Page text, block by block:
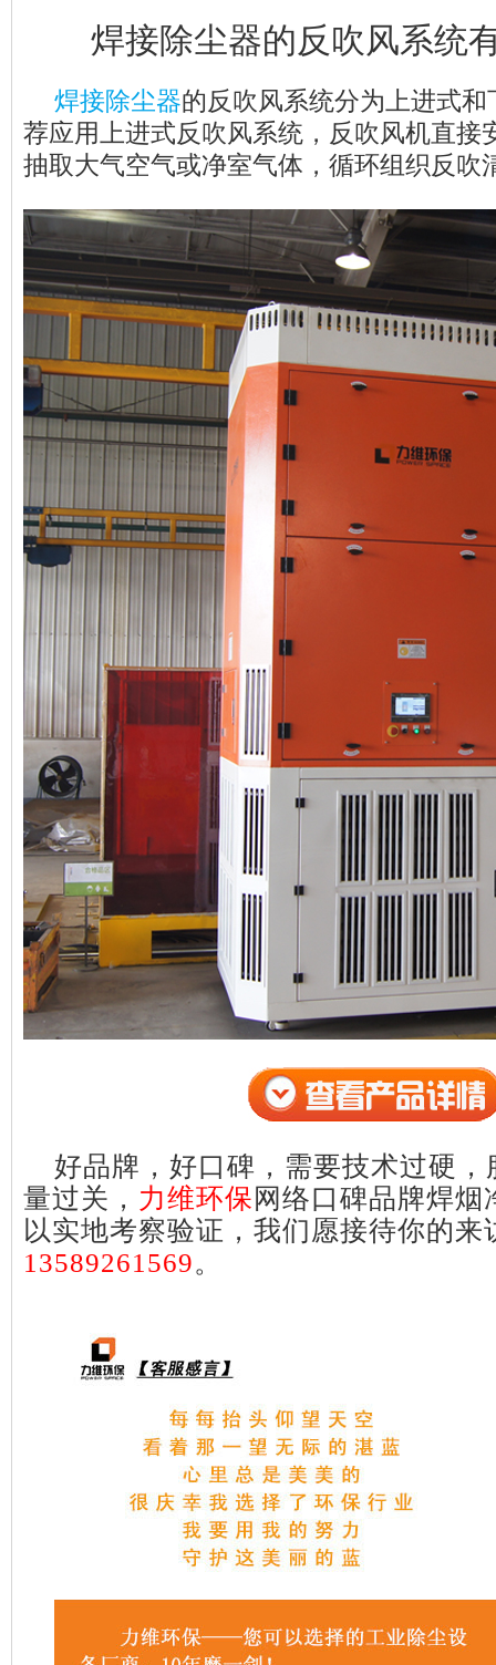
焊接除尘器的反吹风系统
焊接除尘器的反吹风系统分为上进式
荐应用上进式反吹风系统，反吹风机直接
抽取大气空气或净室气体，循环组织反吹
好品牌，好口碑，需要技术过硬
量过关， 力维环保 网络口碑品牌焊
以实地考察验证，我们愿接待你的来
13589261569。